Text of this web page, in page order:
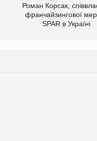
Роман Корсак,
франчайзингової
SPAR в Україні